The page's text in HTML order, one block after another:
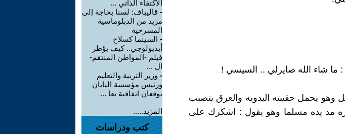
ما شاء الله صايرلي .. السيسي !
يحمل حقيبته اليدويه والعرق يتصبب
مد يده مسلما وهو يقول : اشكرك على
الاكتفاء الذاتي ...
- قاليباف: لسنا بحاجة إلى
مزيد من الدبلوماسية
المسرحية
- السينما كسلاح
أيديولوجي.. كيف يؤطر
فيلم -المواطن المنتقم-
ال ...
- وزير التربية والتعليم
ورئيس مؤسسة اليابان
يوقعان اتفاقية تعا ...
المزيد.....
كتب ودراسات